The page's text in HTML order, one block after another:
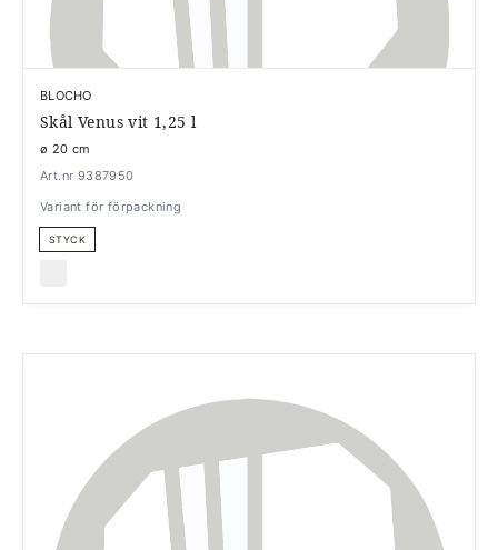
BLOCHO
Skål Venus vit 1,25 l
ø 20 cm
Art.nr 9387950
Variant för förpackning
STYCK